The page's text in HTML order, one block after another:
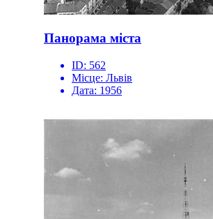
Панорама міста
ID: 562
Місце: Львів
Дата: 1956